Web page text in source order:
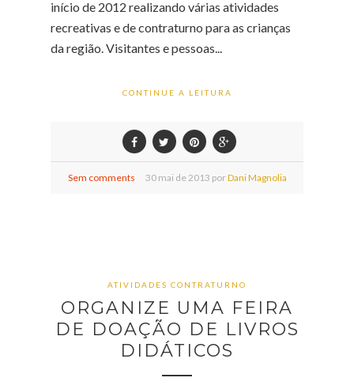
início de 2012 realizando várias atividades
recreativas e de contraturno para as crianças
da região. Visitantes e pessoas...
CONTINUE A LEITURA
Sem comments 30 mai de2013 porDani Magnolia
ATIVIDADES CONTRATURNO
ORGANIZE UMA FEIRA
DE DOAÇÃO DE LIVROS
DIDÁTICOS